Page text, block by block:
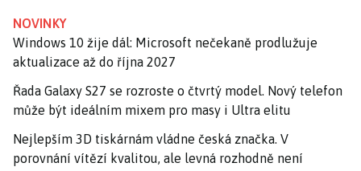
NOVINKY
Windows 10 žije dál: Microsoft nečekaně prodlužuje
aktualizace až do října 2027
Řada Galaxy S27 se rozroste o čtvrtý model. Nový telefon
může být ideálním mixem pro masy i Ultra elitu
Nejlepším 3D tiskárnám vládne česká značka. V
porovnání vítězí kvalitou, ale levná rozhodně není